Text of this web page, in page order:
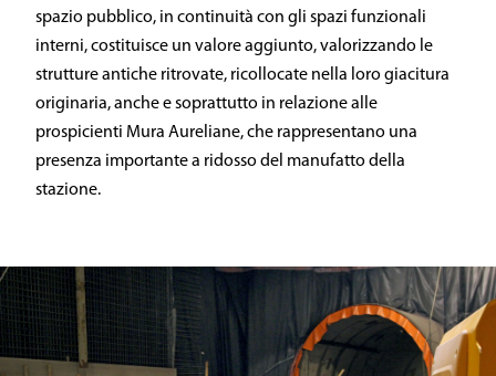
spazio pubblico, in continuità con gli spazi funzionali
interni, costituisce un valore aggiunto, valorizzando le
strutture antiche ritrovate, ricollocate nella loro giacitura
originaria, anche e soprattutto in relazione alle
prospicienti Mura Aureliane, che rappresentano una
presenza importante a ridosso del manufatto della
stazione.